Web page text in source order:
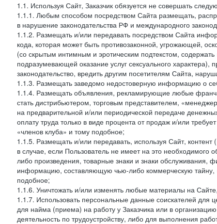
1.1. Используя Сайт, Заказчик обязуется не совершать
1.1.1. Любым способом посредством Сайта размещать,
в нарушение законодательства РФ и международного
1.1.2. Размещать и/или передавать посредством Сайта
кода, которая может быть противозаконной, угрожающей,
(со скрытым интимным и эротическим подтекстом,
подразумевающей оказание услуг сексуального
законодательство, вредить другим посетителям Сайта,
1.1.3. Размещать заведомо недостоверную информацию о
1.1.4. Размещать объявления, рекламирующие любые
стать дистрибьютером, торговым представителем,
на предварительной и/или периодической передаче
оплату труда только в виде процента от продаж и/или
«членов клуба» и тому подобное;
1.1.5. Размещать и/или передавать, используя Сайт,
в случае, если Пользователь не имеет на это
либо произведения, товарные знаки и знаки
информацию, составляющую чью-либо коммерческую тайну,
подобное;
1.1.6. Уничтожать и/или изменять любые материалы на
1.1.7. Использовать персональные данные соискателей для
для найма (приема) на работу у Заказчика или в
деятельность по трудоустройству, либо для выполнения